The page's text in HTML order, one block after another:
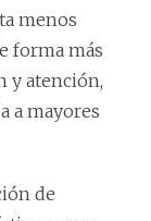
menos
forma más
y atención,
a mayores
de